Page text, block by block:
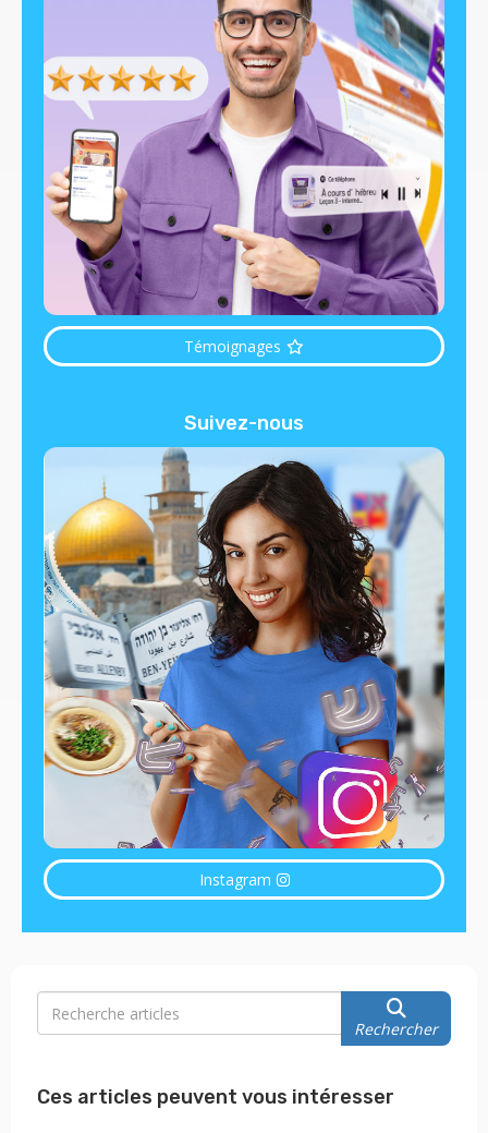
Témoignages
Suivez-nous
Instagram
Rechercher
Ces articles peuvent vous intéresser